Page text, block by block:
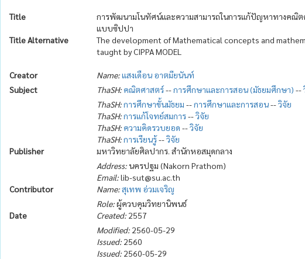
Title
การพัฒนามโนทัศน์และความสามารถในการแก้ปัญหาทางคณิต
แบบซิปปา
Title Alternative
The development of Mathematical concepts and
taught by CIPPA MODEL
Creator Name:แสงเดือน อาตมียนันท์
Subject
ThaSH: คณิตศาสตร์--การศึกษาและการสอน (มัธยมศึกษา) --
ThaSH:การศึกษาขั้นมัธยม --การศึกษาและการสอน--วิจัย
ThaSH:การแก้โจทย์สมการ--วิจัย
ThaSH: ความคิดรวบยอด --วิจัย
ThaSH:การเรียนรู้--วิจัย
Publisher
มหาวิทยาลัยศิลปากร. สำนักหอสมุดกลาง
Address:นครปฐม (Nakorn Prathom)
Email:lib-sut@su.ac.th
Contributor
Name:สุเทพ อ่วมเจริญ
Role:ผู้ควบคุมวิทยานิพนธ์
Date
Created: 2557
Modified: 2560-05-29
Issued: 2560
Issued: 2560-05-29